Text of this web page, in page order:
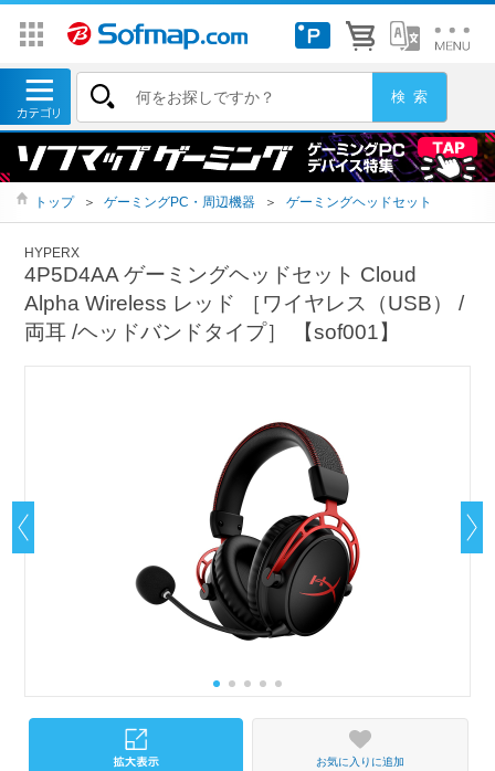
トップ ＞ ゲーミングPC・周辺機器 ＞ ゲーミングヘッドセット
HYPERX
4P5D4AA ゲーミングヘッドセット Cloud
Alpha Wireless レッド ［ワイヤレス（USB） /
両耳 /ヘッドバンドタイプ］ 【sof001】
お気に入りに追加